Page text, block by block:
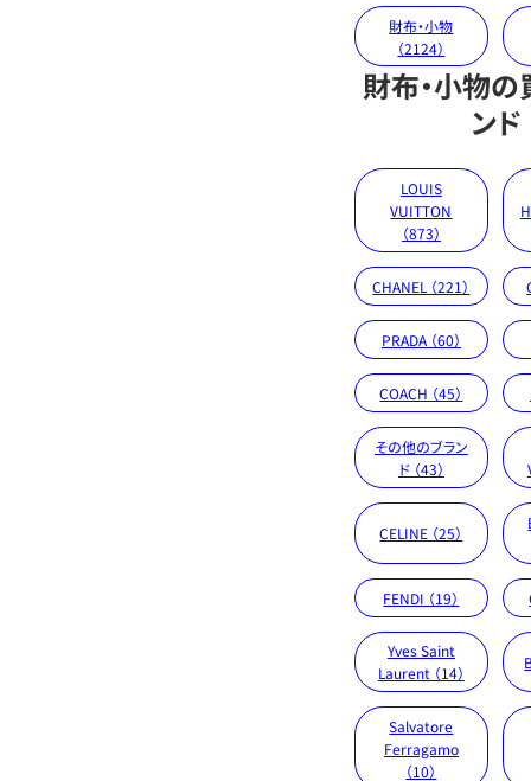
財布・小物
（2124）
財布・小物
ンド
LOUIS
VUITTON
（873）
CHANEL （221）
PRADA （60）
COACH （45）
その他のブラン
ド （43）
CELINE （25）
FENDI （19）
Yves Saint
Laurent （14）
Salvatore
Ferragamo
（10）